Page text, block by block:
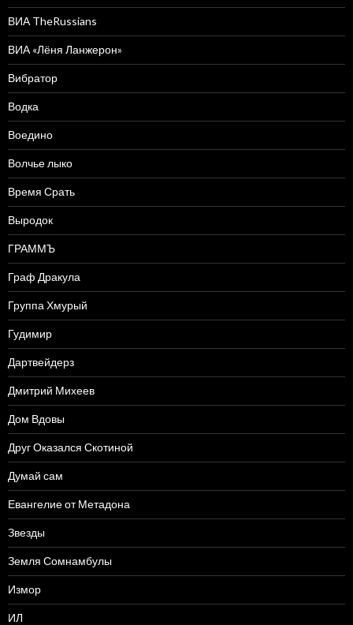
ВИА TheRussians
ВИА «Лёня Ланжерон»
Вибратор
Водка
Воедино
Волчье лыко
Время Срать
Выродок
ГРАММЪ
Граф Дракула
Группа Хмурый
Гудимир
Дартвейдерз
Дмитрий Михеев
Дом Вдовы
Друг Оказался Скотиной
Думай сам
Евангелие от Метадона
Звезды
Земля Сомнамбулы
Измор
ИЛ